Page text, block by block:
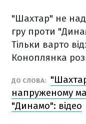
"Шахтар" не
гру проти
Тільки варто
Коноплянка
ДО СЛОВА:
напруженому
"Динамо": відео